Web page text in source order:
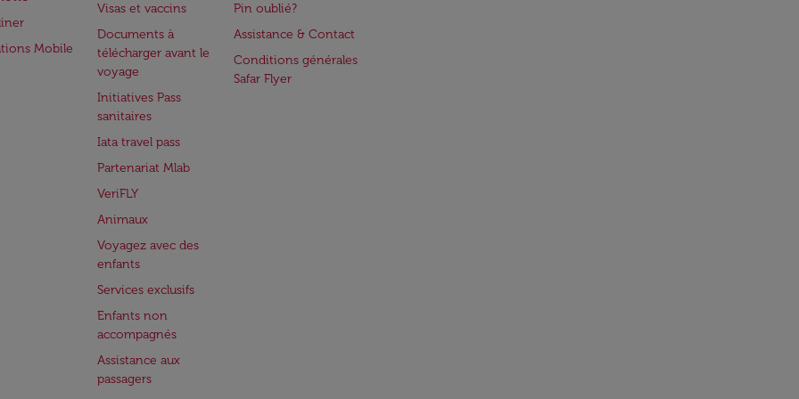
Mobile
Visas et vaccins
Documents à
télécharger avant le
voyage
Initiatives Pass
sanitaires
Iata travel pass
Partenariat Mlab
VeriFLY
Animaux
Voyagez avec des
enfants
Services exclusifs
Enfants non
accompagnés
Assistance aux
passagers
Pin oublié?
Assistance & Contact
Conditions générales
Safar Flyer